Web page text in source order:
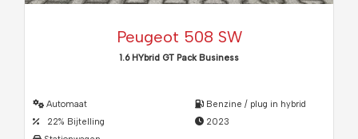
Peugeot 508 SW
1.6 HYbrid GT Pack Business
Automaat
22% Bijtelling
Benzine / plug in hybrid
2023